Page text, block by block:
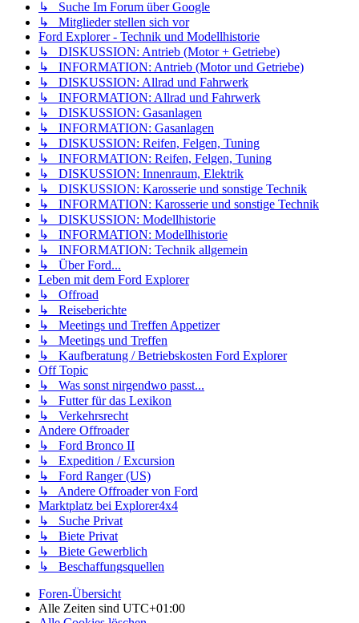
↳ Suche Im Forum über Google
↳ Mitglieder stellen sich vor
Ford Explorer - Technik und Modellhistorie
↳ DISKUSSION: Antrieb (Motor + Getriebe)
↳ INFORMATION: Antrieb (Motor und Getriebe)
↳ DISKUSSION: Allrad und Fahrwerk
↳ INFORMATION: Allrad und Fahrwerk
↳ DISKUSSION: Gasanlagen
↳ INFORMATION: Gasanlagen
↳ DISKUSSION: Reifen, Felgen, Tuning
↳ INFORMATION: Reifen, Felgen, Tuning
↳ DISKUSSION: Innenraum, Elektrik
↳ DISKUSSION: Karosserie und sonstige Technik
↳ INFORMATION: Karosserie und sonstige Technik
↳ DISKUSSION: Modellhistorie
↳ INFORMATION: Modellhistorie
↳ INFORMATION: Technik allgemein
↳ Über Ford...
Leben mit dem Ford Explorer
↳ Offroad
↳ Reiseberichte
↳ Meetings und Treffen Appetizer
↳ Meetings und Treffen
↳ Kaufberatung / Betriebskosten Ford Explorer
Off Topic
↳ Was sonst nirgendwo passt...
↳ Futter für das Lexikon
↳ Verkehrsrecht
Andere Offroader
↳ Ford Bronco II
↳ Expedition / Excursion
↳ Ford Ranger (US)
↳ Andere Offroader von Ford
Marktplatz bei Explorer4x4
↳ Suche Privat
↳ Biete Privat
↳ Biete Gewerblich
↳ Beschaffungsquellen
Foren-Übersicht
Alle Zeiten sind UTC+01:00